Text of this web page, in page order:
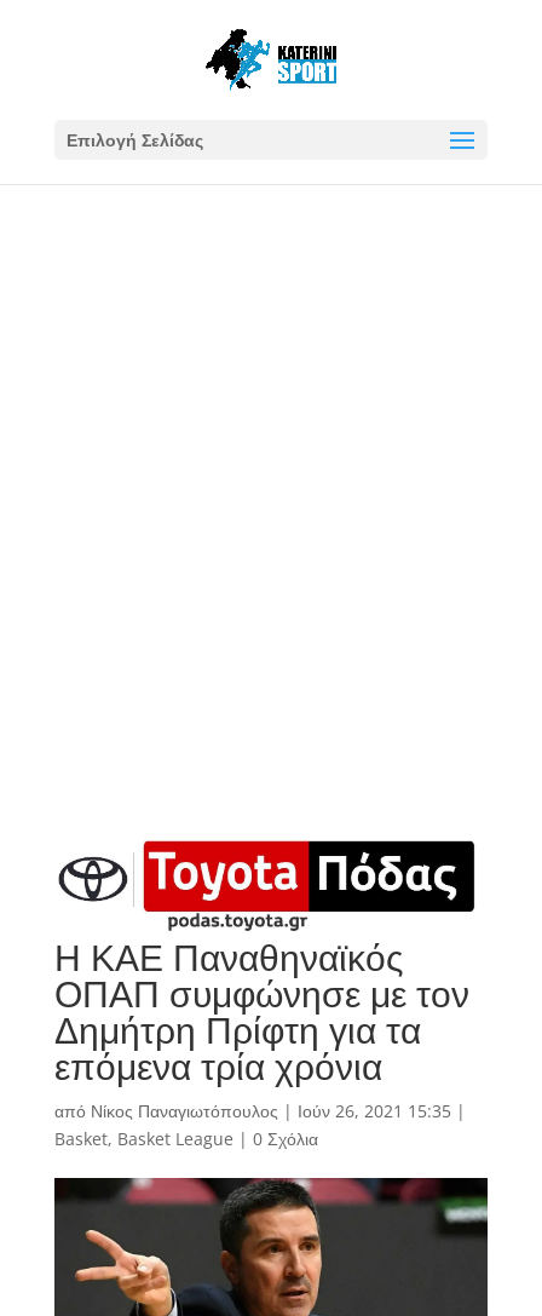
Επιλογή Σελίδας
Η ΚΑΕ Παναθηναϊκός
ΟΠΑΠ συμφώνησε με τον
Δημήτρη Πρίφτη για τα
επόμενα τρία χρόνια
από Νίκος Παναγιωτόπουλος | Ιούν 26, 2021 15:35|
Basket, Basket League | 0 Σχόλια